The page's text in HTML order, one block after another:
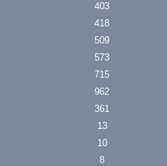
403
418
509
573
715
962
361
13
10
8